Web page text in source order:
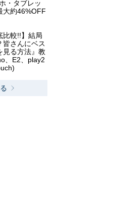
・タブレッ
大約46%OFF
比較!!】結局
皆さんにベス
見る方法』教
、E2、play2